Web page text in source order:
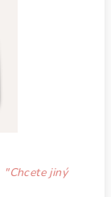
"Chcete jiný